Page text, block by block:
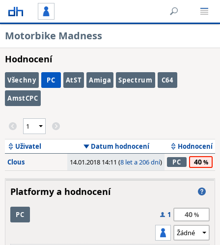
Motorbike Madness
Hodnocení
Všechny PC AtST Amiga Spectrum C64
AmstCPC
Uživatel Datum hodnocení
Hodnocení
Clous
14.01.2018 14:11 (8 let a 206 dní) PC 40
Platformy a hodnocení
PC 1 40